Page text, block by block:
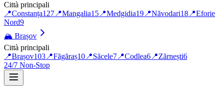
Città principali
📍Constanța127 📍Mangalia15 📍Medgidia19 📍Năvodari18 📍Eforie
Nord9
🏔️ Brașov
Città principali
📍Brașov103 📍Făgăraș10 📍Săcele7 📍Codlea6 📍Zărnești6
24/7 Non-Stop